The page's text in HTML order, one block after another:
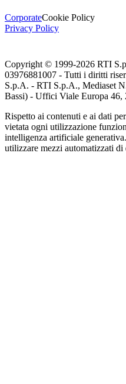
CorporateCookie Policy
Privacy Policy
Copyright © 1999-2026 RTI
03976881007 - Tutti i diritti
S.p.A. - RTI S.p.A., Mediaset
Bassi) - Uffici Viale Europa
Rispetto ai contenuti e ai dati
vietata ogni utilizzazione
intelligenza artificiale
utilizzare mezzi automatizzati di